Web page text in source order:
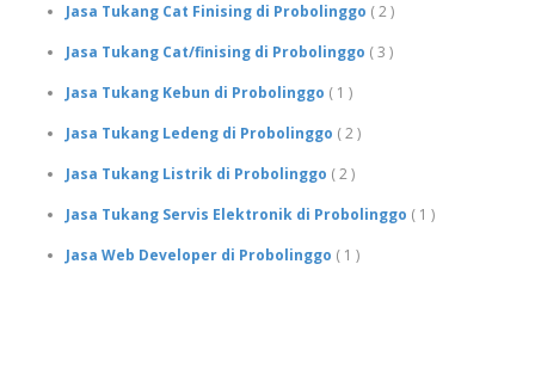
Jasa Tukang Cat Finising di Probolinggo ( 2 )
Jasa Tukang Cat/finising di Probolinggo ( 3 )
Jasa Tukang Kebun di Probolinggo ( 1 )
Jasa Tukang Ledeng di Probolinggo ( 2 )
Jasa Tukang Listrik di Probolinggo ( 2 )
Jasa Tukang Servis Elektronik di Probolinggo ( 1 )
Jasa Web Developer di Probolinggo ( 1 )